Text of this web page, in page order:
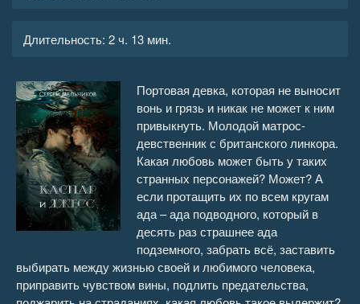
Длительность: 2 ч. 13 мин.
Портовая девка, которая не выносит
вонь и грязь и никак не может к ним
привыкнуть. Молодой матрос-
девственник с британского линкора.
Какая любовь может быть у таких
странных персонажей? Может? А
если протащить их по всем кругам
ада – ада подводного, который в
десять раз страшнее ада
подземного, забрать всё, заставить
выбирать между жизнью своей и любимого человека,
приправить чувством вины, подлить предательства,